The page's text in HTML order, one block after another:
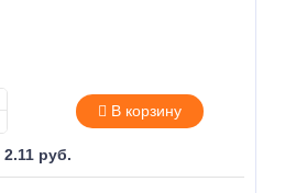
В корзину
2.11 руб.